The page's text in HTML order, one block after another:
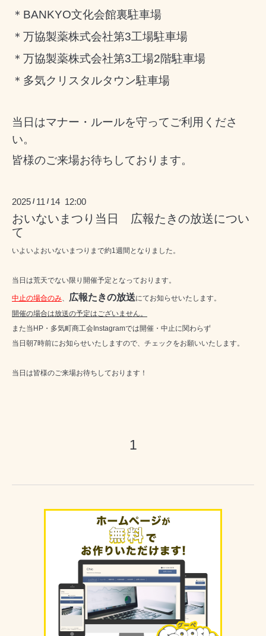
＊BANKYO文化会館裏駐車場
＊万協製薬株式会社第3工場駐車場
＊万協製薬株式会社第3工場2階駐車場
＊多気クリスタルタウン駐車場
当日はマナー・ルールを守ってご利用くださ
い。
皆様のご来場お待ちしております。
2025 / 11 / 14 12:00
おいないまつり当日 広報たきの放送につい
て
いよいよおいないまつりまで約1週間となりました。
当日は荒天でない限り開催予定となっております。
中止の場合のみ、 広報たきの放送にてお知らせいたします。
開催の場合は放送の予定はございません。
また当HP・多気町商工会Instagramでは開催・中止に関わらず
当日朝7時前にお知らせいたしますので、チェックをお願いいたします。
当日は皆様のご来場お待ちしております！
1